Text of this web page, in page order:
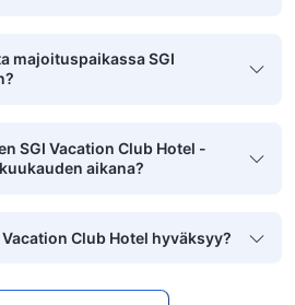
majoituspaikassa SGI
SGI Vacation Club Hotel -
aikana?
Club Hotel hyväksyy?